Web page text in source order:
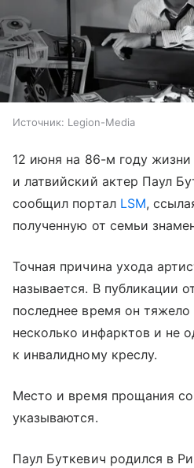
Источник: Legion-Media
12 июня на 86-м году жизни
и латвийский актер Паул
сообщил портал LSM,
полученную от семьи
Точная причина ухода
называется. В публикации
последнее время он тяжело
несколько инфарктов и не
к инвалидному креслу.
Место и время прощания
указываются.
Паул Буткевич родился в